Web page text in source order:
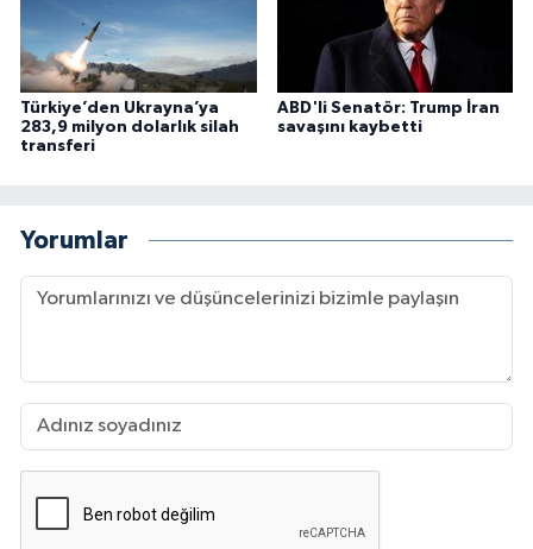
Türkiye’den Ukrayna’ya
283,9 milyon dolarlık silah
transferi
ABD'li Senatör: Trump İran
savaşını kaybetti
Yorumlar